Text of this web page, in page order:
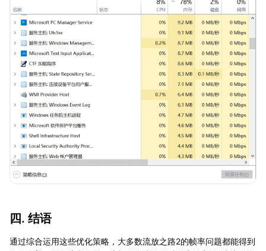
四. 结语
通过综合运用这些优化策略，大多数流放之路2的帧率问题都能得到